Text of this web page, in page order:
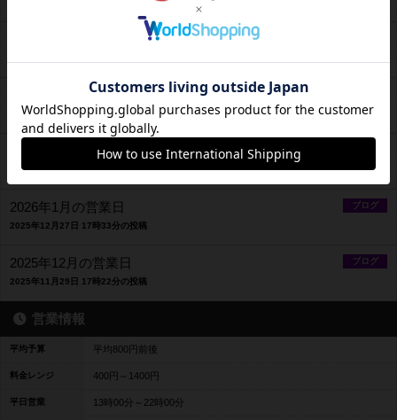
2026年4月の営業日(GWの予定含む)
2026年3月の営業日(GWの予定含む)
2026年3月6日 14時57分の投稿
2026年2月の営業日
2026年1月31日 17時28分の投稿
ブログ
2026年1月の営業日
2025年12月27日 17時33分の投稿
ブログ
2025年12月の営業日
2025年11月29日 17時22分の投稿
営業情報
平均予算 平均800円前後
料金レンジ 400円～1400円
平日営業 13時00分～22時00分